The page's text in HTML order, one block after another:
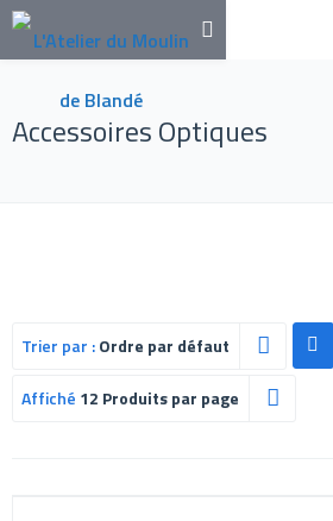
Accessoires Optiques
Trier par :Ordre par défaut
Affiché 12 Produits par page